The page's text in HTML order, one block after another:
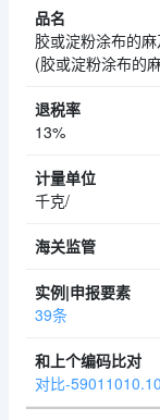
胶或淀粉涂布的
(胶或淀粉涂布的
13%
千克/
39条
对比-59011010.10